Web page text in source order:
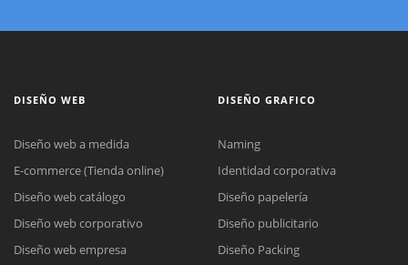
DISEÑO WEB
Diseño web a medida
E-commerce (Tienda online)
Diseño web catálogo
Diseño web corporativo
Diseño web empresa
DISEÑO GRAFICO
Naming
Identidad corporativa
Diseño papelería
Diseño publicitario
Diseño Packing